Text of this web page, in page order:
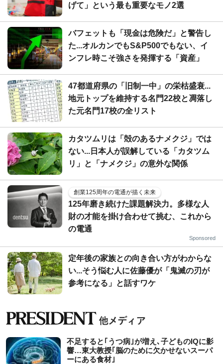
げて」という最も重要なモノ2選
バフェットも「現金は危険だ」と警告し
た...オルカンでもS&P500でもない、イ
ンフレ時こそ強さを発揮する「資産」
47都道府県の「旧制一中」の栄枯盛衰...
地元トップを維持する名門22校と凋落し
た元名門17校の全リスト
カタツムリは「殻のあるナメクジ」では
ない...日本人が誤解している「カタツム
リ」と「ナメクジ」の意外な関係
創業125周年の電通が描く未来
125年磨き続けた課題解決力。多様な人
財の才能を掛け合わせて挑む、これから
の電通
Sponsored
定年後の家族との向き合い方がわからな
い...そう悩む人に佐藤優が「鬼滅の刃が
参考になる」と話すワケ
不足すると｢うつ病｣が増え､子どものIQに影
響…東大教授｢脳のために欠かせないスーパ
ーにある食材｣